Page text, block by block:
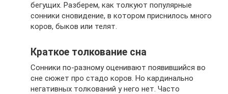
бегущих. Разберем, как толкуют популярные
сонники сновидение, в котором приснилось много
коров, быков или телят.
Краткое толкование сна
Сонники по-разному оценивают появившийся во
сне сюжет про стадо коров. Но кардинально
негативных толкований у него нет. Часто